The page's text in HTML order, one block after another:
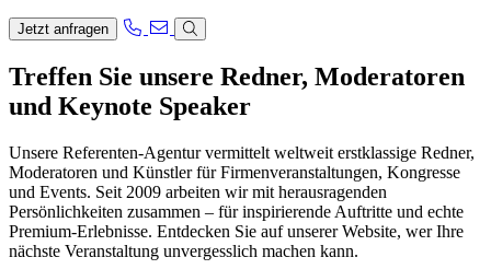
Jetzt anfragen
Treffen Sie unsere Redner, Moderatoren
und Keynote Speaker
Unsere Referenten-Agentur vermittelt weltweit erstklassige Redner,
Moderatoren und Künstler für Firmenveranstaltungen, Kongresse
und Events. Seit 2009 arbeiten wir mit herausragenden
Persönlichkeiten zusammen – für inspirierende Auftritte und echte
Premium-Erlebnisse. Entdecken Sie auf unserer Website, wer Ihre
nächste Veranstaltung unvergesslich machen kann.